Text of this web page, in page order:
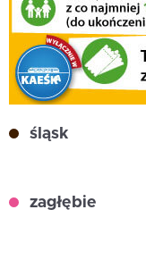
śląsk
zagłębie